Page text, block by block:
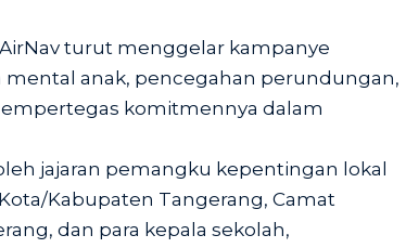
turut menggelar kampanye
anak, pencegahan perundungan,
komitmennya dalam
jajaran pemangku kepentingan lokal
Kabupaten Tangerang, Camat
dan para kepala sekolah,